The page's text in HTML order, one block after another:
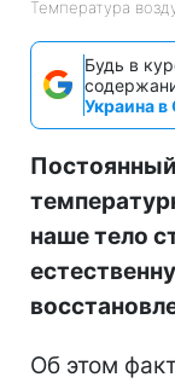
Температура
Будь в
Украина в
наше тело
Об этом